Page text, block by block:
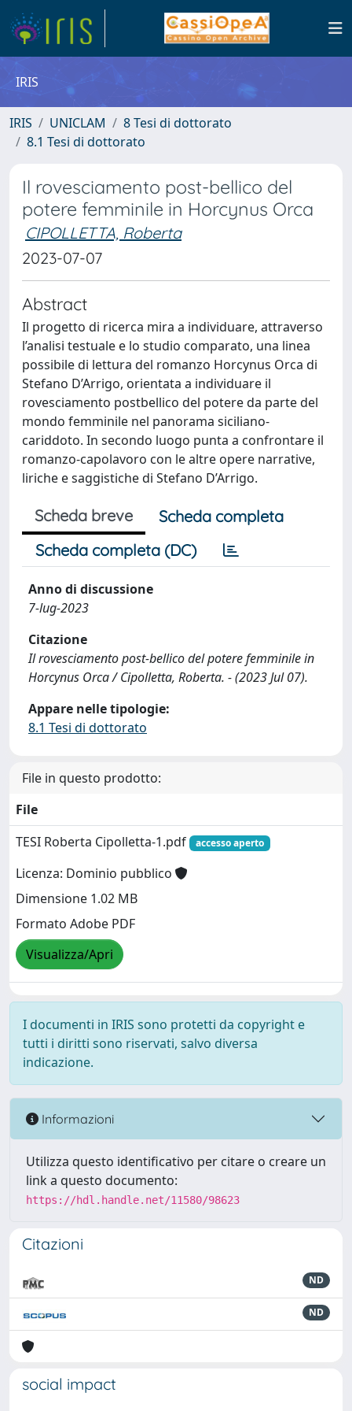
IRIS
IRIS UNICLAM
8 Tesi di dottorato
8.1 Tesi di dottorato
Il rovesciamento post-bellico del
potere femminile in Horcynus Orca
CIPOLLETTA, Roberta
2023-07-07
Abstract
Il progetto di ricerca mira a individuare, attraverso
l’analisi testuale e lo studio comparato, una linea
possibile di lettura del romanzo Horcynus Orca di
Stefano D’Arrigo, orientata a individuare il
rovesciamento postbellico del potere da parte del
mondo femminile nel panorama siciliano-
cariddoto. In secondo luogo punta a confrontare il
romanzo-capolavoro con le altre opere narrative,
liriche e saggistiche di Stefano D’Arrigo.
Scheda breve
Scheda completa
Scheda completa (DC)
Anno di discussione
7-lug-2023
Citazione
Il rovesciamento post-bellico del potere femminile in
Horcynus Orca / Cipolletta, Roberta. - (2023 Jul 07).
Appare nelle tipologie:
8.1 Tesi di dottorato
File in questo prodotto:
File
TESI Roberta Cipolletta-1.pdf
accesso aperto
Licenza: Dominio pubblico
Dimensione 1.02 MB
Formato Adobe PDF
Visualizza/Apri
I documenti in IRIS sono protetti da copyright e
tutti i diritti sono riservati, salvo diversa
indicazione.
Informazioni
Utilizza questo identificativo per citare o creare un
link a questo documento:
https://hdl.handle.net/11580/98623
Citazioni
ND
ND
social impact